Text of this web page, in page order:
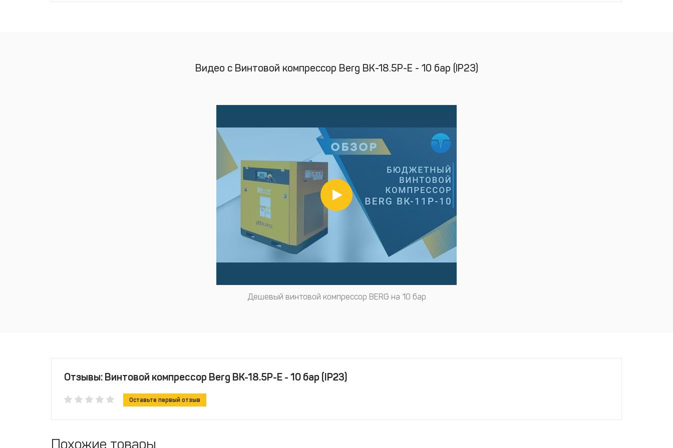
Видео с Винтовой компрессор Berg ВК-18.5Р-Е - 10 бар (IP23)
Дешевый винтовой компрессор BERG на 10 бар
Отзывы: Винтовой компрессор Berg ВК-18.5Р-Е - 10 бар (IP23)
Оставьте первый отзыв
Похожие товары